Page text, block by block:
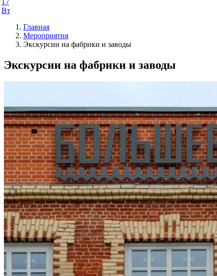
17
Вт
Главная
Мероприятия
Экскурсии на фабрики и заводы
Экскурсии на фабрики и заводы